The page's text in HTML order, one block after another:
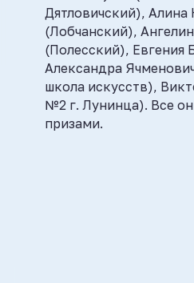
Дятловичский), Алина
(Лобчанский),
(Полесский), Евгения
Александра
школа искусств),
№2 г. Лунинца). Все
призами.